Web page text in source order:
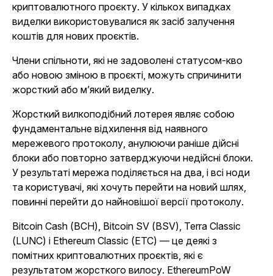
криптовалютного проєкту. У кількох випадках
виделки використовувалися як засіб залучення
коштів для нових проєктів.
Члени спільноти, які не задоволені статусом-кво
або новою зміною в проєкті, можуть спричинити
жорсткий або м’який виделку.
Жорсткий вилкоподібний лотерея являє собою
фундаментальне відхилення від наявного
мережевого протоколу, анулюючи раніше дійсні
блоки або повторно затверджуючи недійсні блоки.
У результаті мережа поділяється на два, і всі ноди
та користувачі, які хочуть перейти на новий шлях,
повинні перейти до найновішої версії протоколу.
Bitcoin Cash (BCH), Bitcoin SV (BSV), Terra Classic
(LUNC) і Ethereum Classic (ETC) — це деякі з
помітних криптовалютних проєктів, які є
результатом жорсткого вилосу. EthereumPoW